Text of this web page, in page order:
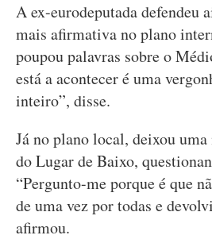
A ex-eurodeputada defendeu
mais afirmativa no plano
poupou palavras sobre o
está a acontecer é uma
inteiro”, disse.
Já no plano local, deixou
do Lugar de Baixo,
“Pergunto-me porque é que
de uma vez por todas e
afirmou.